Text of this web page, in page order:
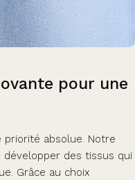
pour une
absolue. Notre
des tissus qui
Grâce au choix